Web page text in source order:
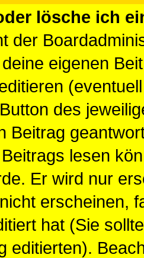
lösche ich
der
eigenen
des
Beitrag
lesen
Er wird nur
erscheinen,
hat (Sie
editierten).